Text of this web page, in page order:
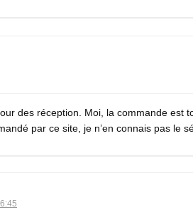
des réception. Moi, la commande est
par ce site, je n’en connais pas le